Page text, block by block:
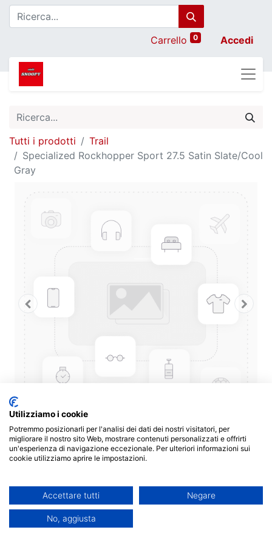
Carrello 0 Accedi
Tutti i prodotti
Trail
Specialized Rockhopper Sport 27.5 Satin Slate/Cool
Gray
La Rockhopper Sport non è fatta per rimanere ferma in
per divertirti in off-road.
Utilizziamo i cookie
Potremmo posizionarli per l'analisi dei dati dei nostri visitatori, per
migliorare il nostro sito Web, mostrare contenuti personalizzati e offrirti
un'esperienza di navigazione eccezionale. Per ulteriori informazioni sui
cookie utilizziamo aprire le impostazioni.
Accettare tutti Negare
No, aggiusta